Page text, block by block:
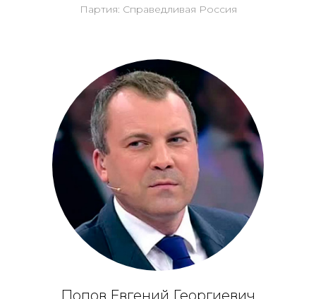
Партия: Справедливая Россия
Попов Евгений Георгиевич